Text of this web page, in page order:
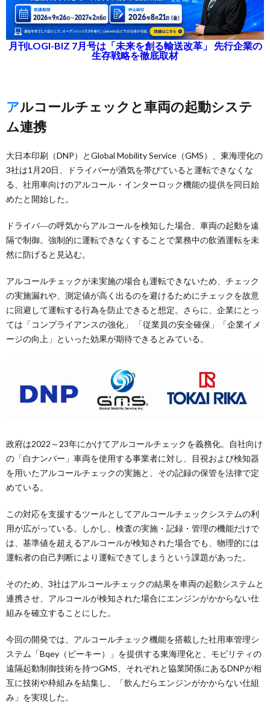
月刊LOGI-BIZ 7月号は「未来を創る輸送改革」 先行企業の
生存戦略を徹底取材
アルコールチェックと車両の起動システ
ム連携
大日本印刷（DNP）とGlobal Mobility Service（GMS）、東海理化の
3社は1月20日、ドライバーが酒気を帯びていると運転できなくな
る、社用車向けのアルコール・インターロック機能の提供を同日始
めたと開始した。
ドライバ―の呼気からアルコールを検知した場合、車両の起動を遠
隔で制御。強制的に運転できなくすることで業務中の飲酒運転を未
然に防げると見込む。
アルコールチェックが未実施の場合も運転できないため、チェック
の実施漏れや、測定値が高く出るのを避けるためにチェックを故意
に回避して運転する行為を防止できると想定。さらに、企業にとっ
ては「コンプライアンスの強化」 「従業員の安全確保」「企業イメ
ージの向上」といった効果が期待できるとみている。
政府は2022～23年にかけてアルコールチェックを義務化。自社向け
の「白ナンバー」車両を使用する事業者に対し、目視および検知器
を用いたアルコールチェックの実施と、その記録の保管を法律で定
めている。
この対応を支援するツールとしてアルコールチェックシステムの利
用が広がっている。しかし、検査の実施・記録・管理の機能だけで
は、基準値を超えるアルコールが検知された場合でも、物理的には
運転者の自己判断により運転できてしまうという課題があった。
そのため、3社はアルコールチェックの結果を車両の起動システムと
連携させ、アルコールが検知された場合にエンジンがかからない仕
組みを確立することにした。
今回の開発では、アルコールチェック機能を搭載した社用車管理シ
ステム「Bqey（ビーキー）」を提供する東海理化と、モビリティの
遠隔起動制御技術を持つGMS、それぞれと協業関係にあるDNPが相
互に技術や枠組みを結集し、「飲んだらエンジンがかからない仕組
み」を実現した。